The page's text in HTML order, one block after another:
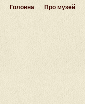
Головна Про музей